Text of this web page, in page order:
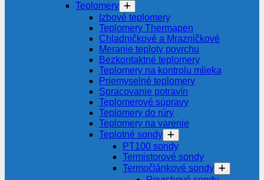
Teplomery
Izbové teplomery
Teplomery Thermapen
Chladničkové a Mrazničkové
Meranie teploty povrchu
Bezkontaktné teplomery
Teplomery na kontrolu mlieka
Priemyselné teplomery
Spracovanie potravín
Teplomerové súpravy
Teplomery do rúry
Teplomery na varenie
Teplotné sondy
PT100 sondy
Termistorové sondy
Termočlánkové sondy